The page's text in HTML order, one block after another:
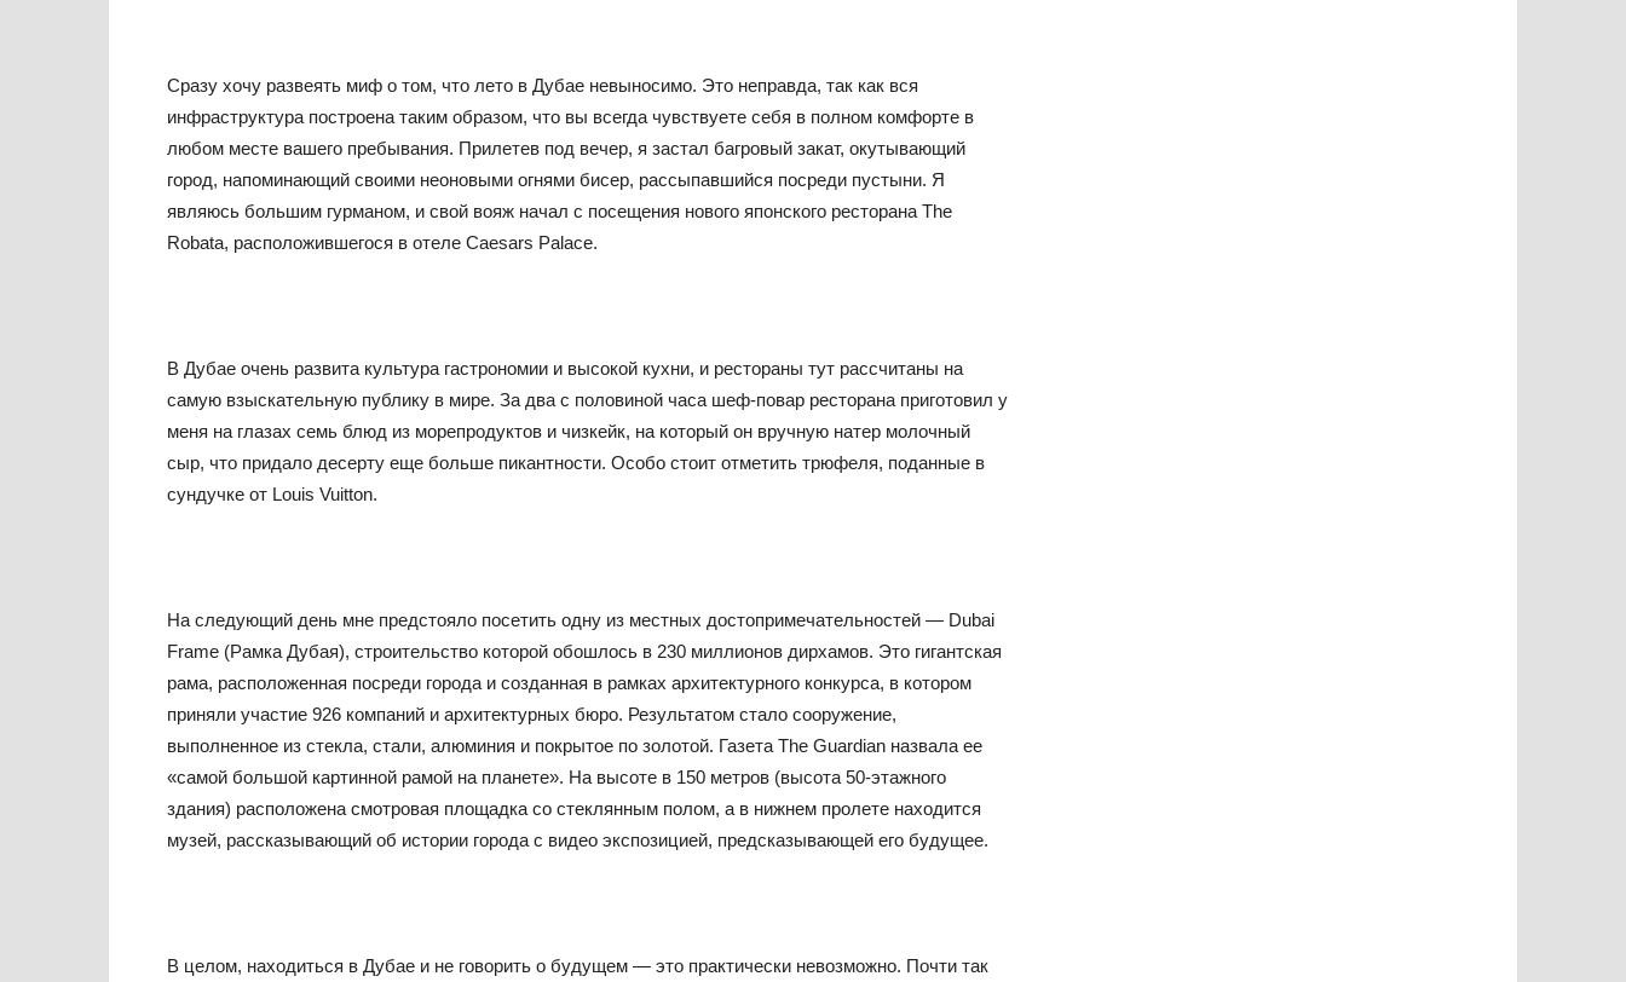
Сразу хочу развеять миф о том, что лето в Дубае невыносимо. Это неправда, так как вся
инфраструктура построена таким образом, что вы всегда чувствуете себя в полном комфорте в
любом месте вашего пребывания. Прилетев под вечер, я застал багровый закат, окутывающий
город, напоминающий своими неоновыми огнями бисер, рассыпавшийся посреди пустыни. Я
являюсь большим гурманом, и свой вояж начал с посещения нового японского ресторана The
Robata, расположившегося в отеле Caesars Palace.
В Дубае очень развита культура гастрономии и высокой кухни, и рестораны тут рассчитаны на
самую взыскательную публику в мире. За два с половиной часа шеф-повар ресторана приготовил у
меня на глазах семь блюд из морепродуктов и чизкейк, на который он вручную натер молочный
сыр, что придало десерту еще больше пикантности. Особо стоит отметить трюфеля, поданные в
сундучке от Louis Vuitton.
На следующий день мне предстояло посетить одну из местных достопримечательностей — Dubai
Frame (Рамка Дубая), строительство которой обошлось в 230 миллионов дирхамов. Это гигантская
рама, расположенная посреди города и созданная в рамках архитектурного конкурса, в котором
приняли участие 926 компаний и архитектурных бюро. Результатом стало сооружение,
выполненное из стекла, стали, алюминия и покрытое по золотой. Газета The Guardian назвала ее
«самой большой картинной рамой на планете». На высоте в 150 метров (высота 50-этажного
здания) расположена смотровая площадка со стеклянным полом, а в нижнем пролете находится
музей, рассказывающий об истории города с видео экспозицией, предсказывающей его будущее.
В целом, находиться в Дубае и не говорить о будущем — это практически невозможно. Почти так